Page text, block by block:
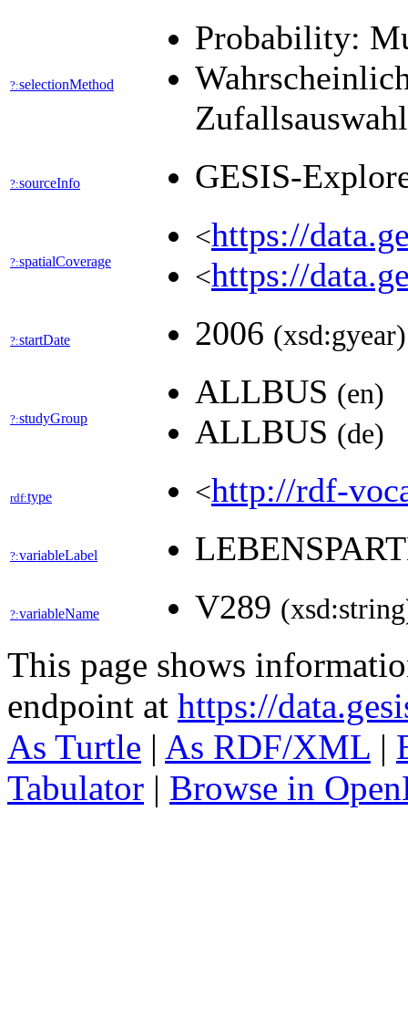
?:selectionMethod
Probability:
?:sourceInfo GESIS-
?:spatialCoverage
<https://
<https://
?:startDate 2006 (xsd:gyear)
?:studyGroup
ALLBUS (en)
ALLBUS (de)
rdf:type <http://rdf-
?:variableLabel
?:variableName V289
This page shows
endpoint at https://
As Turtle | As RDF/XML |
Tabulator | Browse in